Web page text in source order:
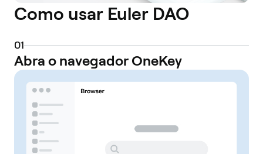
Como usar Euler DAO
01
Abra o navegador OneKey